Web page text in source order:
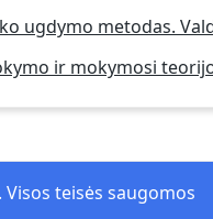
ugdymo metodas.
ir mokymosi
teisės saugomos